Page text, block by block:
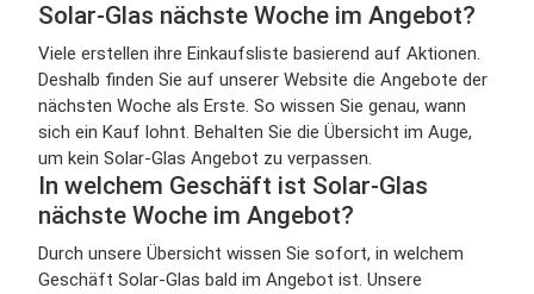
Solar-Glas nächste Woche im Angebot?
Viele erstellen ihre Einkaufsliste basierend auf Aktionen.
Deshalb finden Sie auf unserer Website die Angebote der
nächsten Woche als Erste. So wissen Sie genau, wann
sich ein Kauf lohnt. Behalten Sie die Übersicht im Auge,
um kein Solar-Glas Angebot zu verpassen.
In welchem Geschäft ist Solar-Glas
nächste Woche im Angebot?
Durch unsere Übersicht wissen Sie sofort, in welchem
Geschäft Solar-Glas bald im Angebot ist. Unsere